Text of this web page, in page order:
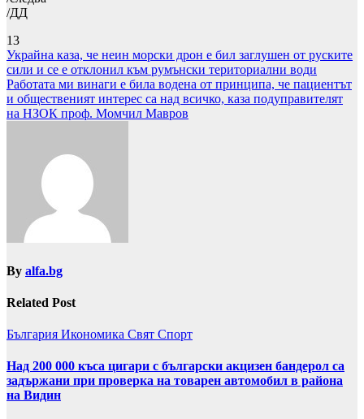
/ДД
13
Навигация
Украйна каза, че неин морски дрон е бил заглушен от руските
сили и се е отклонил към румънски териториални води
Работата ми винаги е била водена от принципа, че пациентът
и общественият интерес са над всичко, каза подуправителят
на НЗОК проф. Момчил Мавров
By alfa.bg
Related Post
България Икономика Свят Спорт
Над 200 000 къса цигари с български акцизен бандерол са
задържани при проверка на товарен автомобил в района
на Видин